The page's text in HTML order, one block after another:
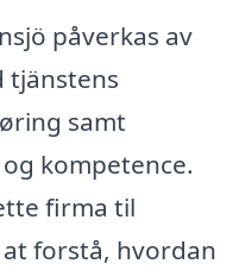
påverkas av
tjänstens
samt
kompetence.
firma til
forstå, hvordan